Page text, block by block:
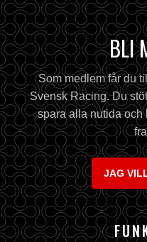
BLI
Som medlem får du
Svensk Racing. Du
spara alla nutida och
JAG